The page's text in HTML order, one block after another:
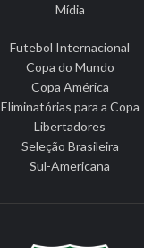
Mídia
Futebol Internacional
Copa do Mundo
Copa América
Eliminatórias para a Copa
Libertadores
Seleção Brasileira
Sul-Americana